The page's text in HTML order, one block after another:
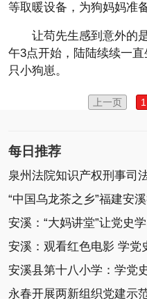
等取暖设备，为狗妈妈准
让苟先生感到意外的
午3点开始，陆陆续续一
只小狗崽。
上一页 1
每日推荐
“中国乌龙茶之乡”福建安
安溪：“大妈讲堂”让党史
安溪：观看红色电影 学党
永春开展两新组织党建示